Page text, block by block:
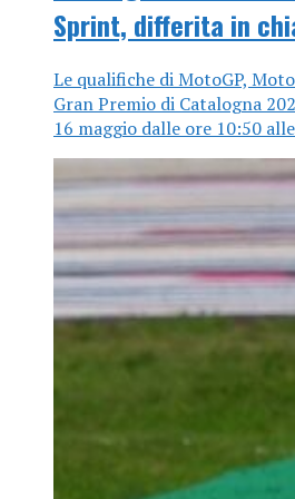
Sprint, differita in
Le qualifiche di MotoGP,
Gran Premio di Catalogna
16 maggio dalle ore 10:50